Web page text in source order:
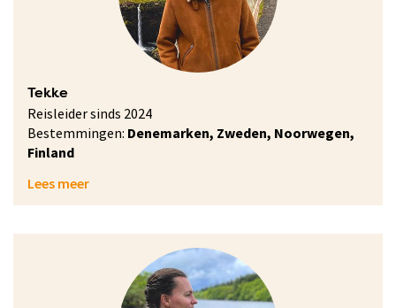
Tekke
Reisleider sinds 2024
Bestemmingen: Denemarken, Zweden, Noorwegen,
Finland
Lees meer